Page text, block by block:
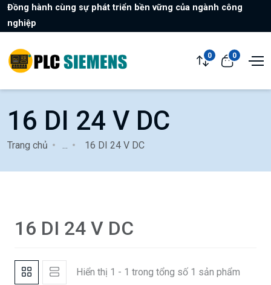
Đồng hành cùng sự phát triển bền vững của ngành công
nghiệp
0 0
16 DI 24 V DC
Trang chủ 16 DI 24 V DC
16 DI 24 V DC
Hiển thị 1 - 1 trong tổng số 1 sản phẩm